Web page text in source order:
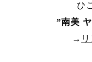
ひ
”南美
→